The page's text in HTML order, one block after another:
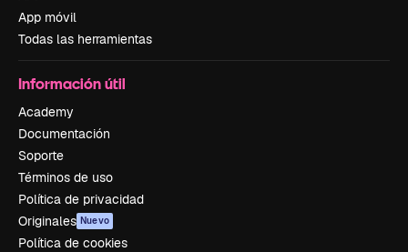
App móvil
Todas las herramientas
Información útil
Academy
Documentación
Soporte
Términos de uso
Política de privacidad
Originales Nuevo
Política de cookies